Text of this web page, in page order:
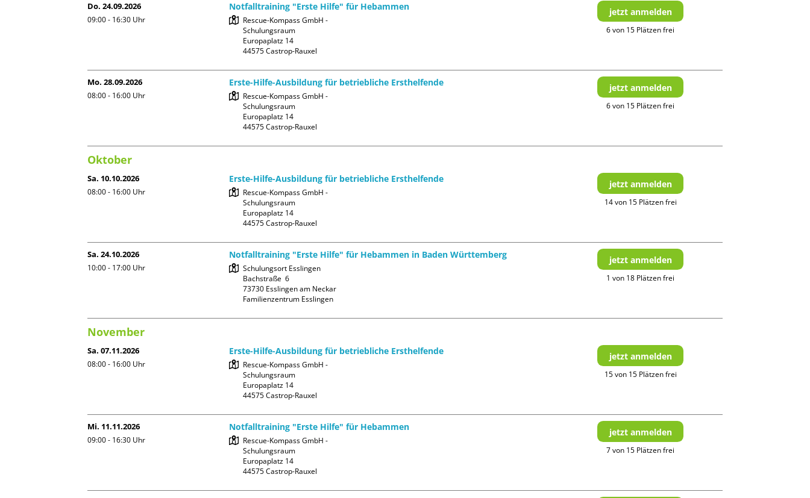
Do. 24.09.2026
09:00 - 16:30 Uhr
Notfalltraining "Erste Hilfe" für Hebammen
Rescue-Kompass GmbH -
Schulungsraum
Europaplatz 14
jetzt anmelden
6 von 15 Plätzen frei
Mo. 28.09.2026
08:00 - 16:00 Uhr
Erste-Hilfe-Ausbildung für betriebliche Ersthelfende
Rescue-Kompass GmbH -
Schulungsraum
Europaplatz 14
jetzt anmelden
6 von 15 Plätzen frei
Oktober
Sa. 10.10.2026
08:00 - 16:00 Uhr
Erste-Hilfe-Ausbildung für betriebliche Ersthelfende
Rescue-Kompass GmbH -
Schulungsraum
Europaplatz 14
jetzt anmelden
14 von 15 Plätzen frei
Sa. 24.10.2026
10:00 - 17:00 Uhr
Notfalltraining "Erste Hilfe" für Hebammen in Baden Württemberg
Schulungsort Esslingen
Bachstraße  6
73730 Esslingen am Neckar
Familienzentrum Esslingen
jetzt anmelden
1 von 18 Plätzen frei
November
Sa. 07.11.2026
08:00 - 16:00 Uhr
Erste-Hilfe-Ausbildung für betriebliche Ersthelfende
Rescue-Kompass GmbH -
Schulungsraum
Europaplatz 14
jetzt anmelden
15 von 15 Plätzen frei
Mi. 11.11.2026
09:00 - 16:30 Uhr
Notfalltraining "Erste Hilfe" für Hebammen
Rescue-Kompass GmbH -
Schulungsraum
Europaplatz 14
jetzt anmelden
7 von 15 Plätzen frei